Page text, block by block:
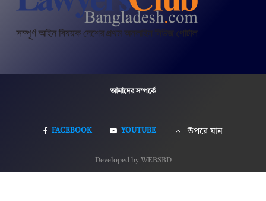
আমাদের সম্পর্কে
FACEBOOK YOUTUBE উপরে যান
Developed by WEBSBD